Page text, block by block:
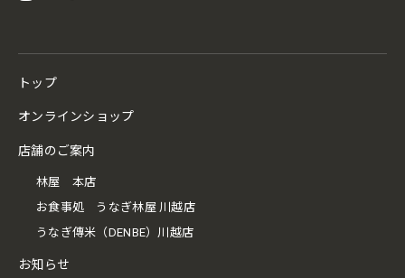
トップ
オンラインショップ
店舗のご案内
林屋 本店
お食事処 うなぎ林屋 川越店
うなぎ傳米（DENBE）川越店
お知らせ